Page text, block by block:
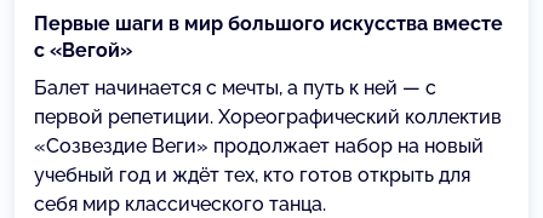
Первые шаги в мир большого искусства вместе
с «Вегой»
Балет начинается с мечты, а путь к ней — с
первой репетиции. Хореографический коллектив
«Созвездие Веги» продолжает набор на новый
учебный год и ждёт тех, кто готов открыть для
себя мир классического танца.